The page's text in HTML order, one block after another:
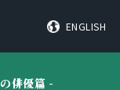
ENGLISH
俳優篇 -